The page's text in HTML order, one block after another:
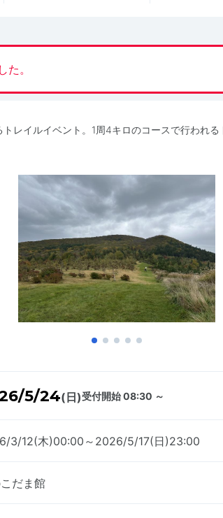
。
レイルイベント。1周4キロのコースで行われ
5/24(日)受付開始 08:30 ～
3/12(木)00:00～2026/5/17(日)23:00
だま館